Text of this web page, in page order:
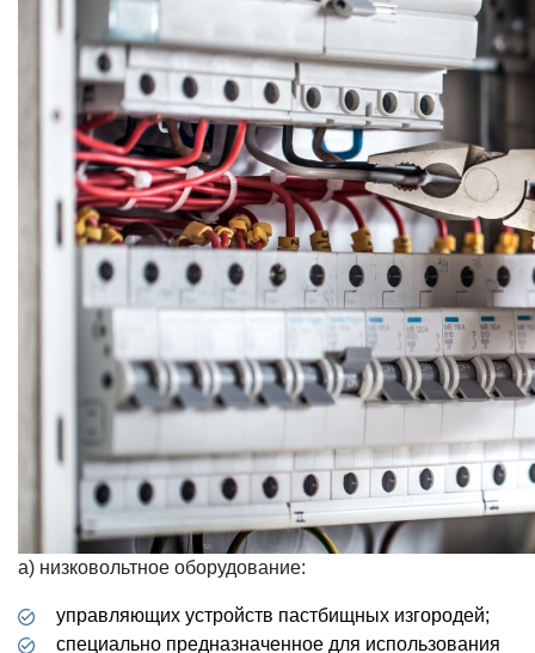
а) низковольтное оборудование:
управляющих устройств пастбищных изгородей;
специально предназначенное для использования